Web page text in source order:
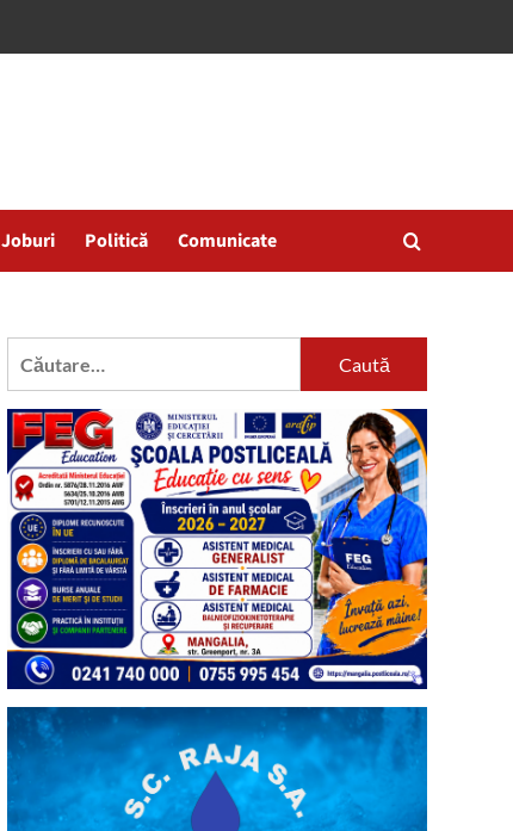
Joburi Politică Comunicate
Caută